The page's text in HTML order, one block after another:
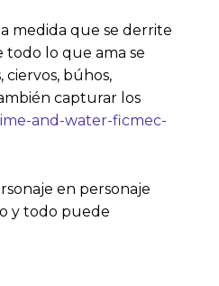
medida que se derrite
todo lo que ama se
búhos,
capturar los
and-water-ficmec-
en personaje
y todo puede